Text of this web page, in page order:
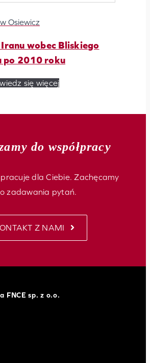
Osiewicz
wobec Bliskiego
po 2010 roku
się więcej
do współpracy
pracuje dla Ciebie. Zachęcamy
zadawania pytań.
Z NAMI
FNCE sp. z o.o.